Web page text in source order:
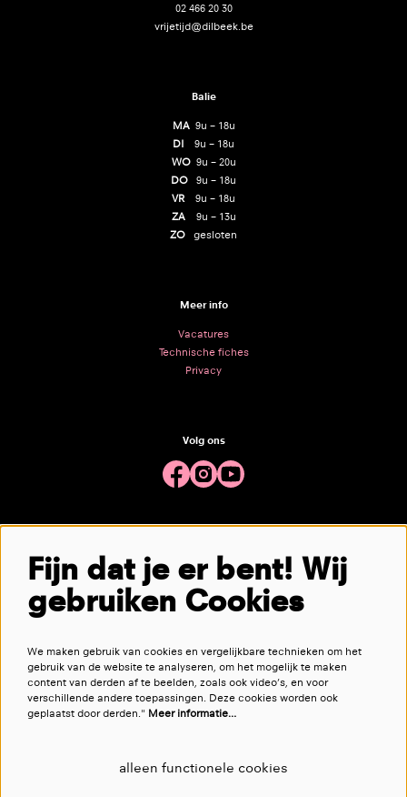
02 466 20 30
vrijetijd@dilbeek.be
Balie
MA 9u – 18u
DI 9u – 18u
WO9u – 20u
DO 9u – 18u
VR 9u – 18u
ZA
9u – 13u
ZO gesloten
Meer info
Vacatures
Technische fiches
Privacy
Volg ons
Meld je aan voor de nieuwsbrief
aanmelden
Deze site wordt beschermd door reCAPTCHA, dataverwerking gebeurt in overeenstemming met de
Cloud Data Processing
Addendumvan Google.
Fijn dat je er bent! Wij
gebruiken Cookies
We maken gebruik van cookies en vergelijkbare technieken om het
gebruik van de website te analyseren, om het mogelijk te maken
content van derden af te beelden, zoals ook video’s, en voor
verschillende andere toepassingen. Deze cookies worden ook
geplaatst door derden." Meer informatie…
alleen functionele cookies